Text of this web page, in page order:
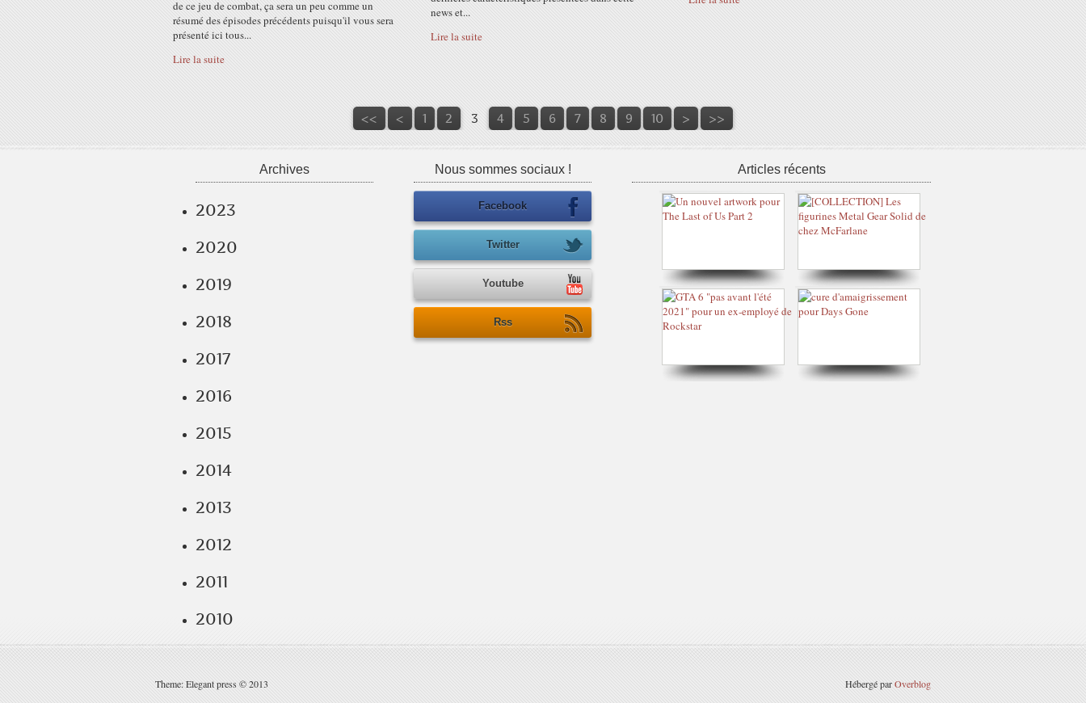
de ce jeu de combat, ça sera un peu comme un
résumé des épisodes précédents puisqu'il vous sera
présenté ici tous...
Lire la suite
news et...
Lire la suite
<< < 1 2 3 4 5 6 7 8 9 10 > >>
Archives
2023
2020
2019
2018
2017
2016
2015
2014
2013
2012
2011
2010
Nous sommes sociaux !
Facebook
Twitter
Youtube
Rss
Articles récents
Theme: Elegant press © 2013 Hébergé parOverblog